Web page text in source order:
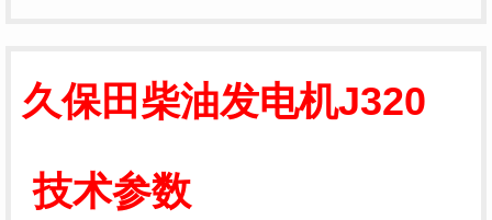
久保田柴油发电机J320
技术参数